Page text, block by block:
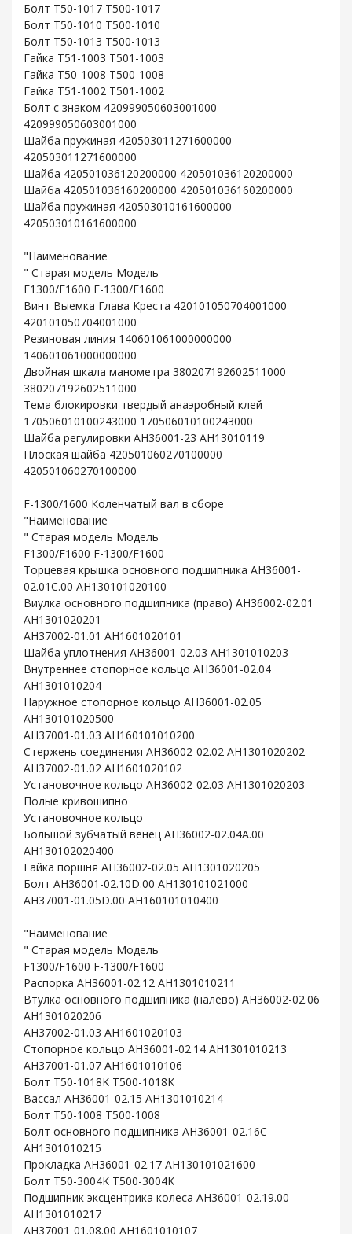
Болт T50-1017 T500-1017
Болт T50-1010 T500-1010
Болт T50-1013 T500-1013
Гайка T51-1003 T501-1003
Гайка T50-1008 T500-1008
Гайка T51-1002 T501-1002
Болт с знаком 420999050603001000
420999050603001000
Шайба пружиная 420503011271600000
420503011271600000
Шайба 420501036120200000 420501036120200000
Шайба 420501036160200000 420501036160200000
Шайба пружиная 420503010161600000
420503010161600000
"Наименование
" Старая модель Модель
F1300/F1600 F-1300/F1600
Винт Выемка Глава Креста 420101050704001000
420101050704001000
Резиновая линия 140601061000000000
140601061000000000
Двойная шкала манометра 380207192602511000
380207192602511000
Тема блокировки твердый анаэробный клей
170506010100243000 170506010100243000
Шайба регулировки AH36001-23 AH13010119
Плоская шайба 420501060270100000
420501060270100000
F-1300/1600 Коленчатый вал в сборе
"Наименование
" Старая модель Модель
F1300/F1600 F-1300/F1600
Торцевая крышка основного подшипника AH36001-
02.01C.00 AH130101020100
Виулка основного подшипника (право) AH36002-02.01
AH1301020201
AH37002-01.01 AH1601020101
Шайба уплотнения AH36001-02.03 AH1301010203
Внутреннее стопорное кольцо AH36001-02.04
AH1301010204
Наружное стопорное кольцо AH36001-02.05
AH130101020500
AH37001-01.03 AH160101010200
Стержень соединения AH36002-02.02 AH1301020202
AH37002-01.02 AH1601020102
Установочное кольцо AH36002-02.03 AH1301020203
Полые кривошипно
Установочное кольцо
Большой зубчатый венец AH36002-02.04A.00
AH130102020400
Гайка поршня AH36002-02.05 AH1301020205
Болт AH36001-02.10D.00 AH130101021000
AH37001-01.05D.00 AH160101010400
"Наименование
" Старая модель Модель
F1300/F1600 F-1300/F1600
Распорка AH36001-02.12 AH1301010211
Втулка основного подшипника (налево) AH36002-02.06
AH1301020206
AH37002-01.03 AH1601020103
Стопорное кольцо AH36001-02.14 AH1301010213
AH37001-01.07 AH1601010106
Болт T50-1018K T500-1018K
Вассал AH36001-02.15 AH1301010214
Болт T50-1008 T500-1008
Болт основного подшипника AH36001-02.16C
AH1301010215
Прокладка AH36001-02.17 AH130101021600
Болт T50-3004K T500-3004K
Подшипник эксцентрика колеса AH36001-02.19.00
AH1301010217
AH37001-01.08.00 AH1601010107